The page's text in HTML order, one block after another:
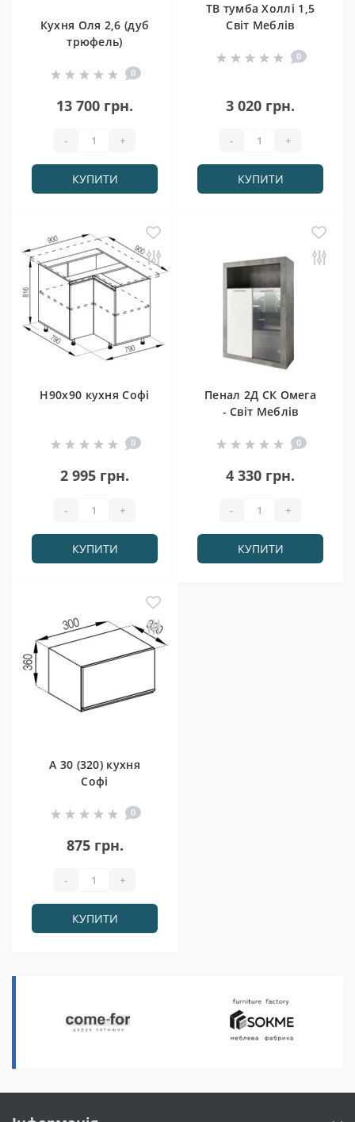
Кухня Оля 2,6 (дуб
трюфель)
0
13 700 грн.
- +
КУПИТИ
ТВ тумба Холлі 1,5
Світ Меблів
0
3 020 грн.
- +
КУПИТИ
Н90х90 кухня Софі
0
2 995 грн.
- +
КУПИТИ
Пенал 2Д СК Омега
- Світ Меблів
0
4 330 грн.
- +
КУПИТИ
А 30 (320) кухня
Софі
0
875 грн.
- +
КУПИТИ